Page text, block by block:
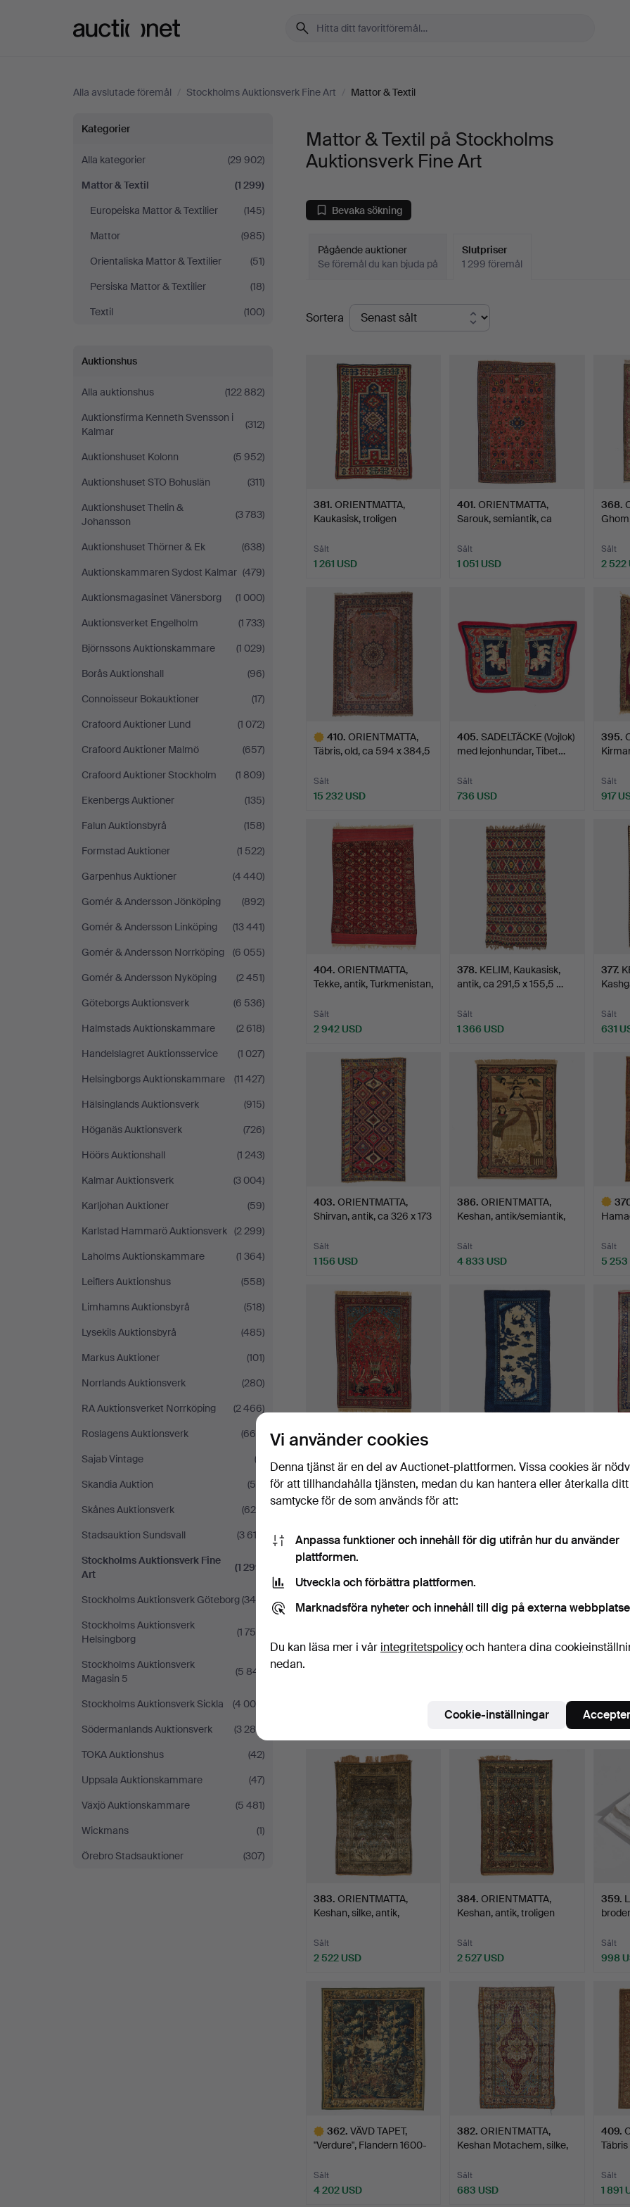
Alla avslutade föremål / Stockholms Auktionsverk Fine Art / Mattor & Textil
Mattor
&
Textil
på
Stockholms
Auktionsverk
Art
Kategorier
Alla kategorier
(29 902)
Mattor & Textil
(1 299)
Europeiska Mattor & Textilier
(145)
Mattor
(985)
Orientaliska Mattor & Textilier
(51)
Persiska Mattor & Textilier
(18)
Textil
(100)
Auktionshus
Alla auktionshus
(122 882)
Auktionsfirma Kenneth Svensson i
Kalmar
(312)
Auktionshuset Kolonn
(5 952)
Auktionshuset STO Bohuslän
(311)
Auktionshuset Thelin &
Johansson
(3 783)
Auktionshuset Thörner & Ek
(638)
Auktionskammaren Sydost Kalmar (479)
Auktionsmagasinet Vänersborg
(1 000)
Auktionsverket Engelholm
(1 733)
Björnssons Auktionskammare
(1 029)
Borås Auktionshall
(96)
Connoisseur Bokauktioner
(17)
Crafoord Auktioner Lund
(1 072)
Crafoord Auktioner Malmö
(657)
Crafoord Auktioner Stockholm
(1 809)
Ekenbergs Auktioner
(135)
Falun Auktionsbyrå
(158)
Formstad Auktioner
(1 522)
Garpenhus Auktioner
(4 440)
Gomér & Andersson Jönköping
(892)
Gomér & Andersson Linköping
(13 441)
Gomér & Andersson Norrköping
(6 055)
Gomér & Andersson Nyköping
(2 451)
Göteborgs Auktionsverk
(6 536)
Halmstads Auktionskammare
(2 618)
Handelslagret Auktionsservice
(1 027)
Helsingborgs Auktionskammare
(11 427)
Hälsinglands Auktionsverk
(915)
Höganäs Auktionsverk
(726)
Höörs Auktionshall
(1 243)
Kalmar Auktionsverk
(3 004)
Karljohan Auktioner
(59)
Karlstad Hammarö Auktionsverk (2 299)
Laholms Auktionskammare
(1 364)
Leiflers Auktionshus
(558)
Limhamns Auktionsbyrå
(518)
Lysekils Auktionsbyrå
(485)
Markus Auktioner
(101)
Norrlands Auktionsverk
(280)
RA Auktionsverket Norrköping
(2 466)
Roslagens Auktionsverk
(665)
Sajab Vintage
(3)
Skandia Auktion
(54)
Skånes Auktionsverk
(629)
Stadsauktion Sundsvall
(3 612)
Stockholms Auktionsverk Fine
Art
(1 299)
Stockholms Auktionsverk Göteborg(340)
Stockholms Auktionsverk
Helsingborg
(1 754)
Stockholms Auktionsverk
Magasin 5
(5 841)
Stockholms Auktionsverk Sickla
(4 008)
Södermanlands Auktionsverk
(3 289)
TOKA Auktionshus
(42)
Uppsala Auktionskammare
(47)
Växjö Auktionskammare
(5 481)
Wickmans
(1)
Örebro Stadsauktioner
(307)
Mattor & Textil på Stockholms
Auktionsverk Fine Art
Bevaka sökning
Pågående auktioner
Se föremål du kan bjuda på
Slutpriser
1 299 föremål
Slutpriser
Sortera
381. ORIENTMATTA,
Kaukasisk, troligen
Sålt
1 261 USD
401. ORIENTMATTA,
Sarouk, semiantik, ca
Sålt
1 051 USD
368.
Sålt
2 522
410. ORIENTMATTA,
Täbris, old, ca 594 x 384,5
Sålt
15 232 USD
föremål
405. SADELTÄCKE (Vojlok)
med lejonhundar, Tibet…
Sålt
736 USD
395.
Sålt
917
404. ORIENTMATTA,
Tekke, antik, Turkmenistan,
Sålt
2 942 USD
378. KELIM, Kaukasisk,
antik, ca 291,5 x 155,5 …
Sålt
1 366 USD
377.
Sålt
631
403. ORIENTMATTA,
Shirvan, antik, ca 326 x 173
Sålt
1 156 USD
386. ORIENTMATTA,
Keshan, antik/semiantik,
Sålt
4 833 USD
Sålt
5 253
föremål
402. ORIENTMATTA,
Sarouk, figural, semiantik,
c…
Sålt
3 572 USD
"Brö…
Sålt Sålt
Sålt Sålt
383. ORIENTMATTA,
Keshan, silke, antik,
Sålt
2 522 USD
384. ORIENTMATTA,
Keshan, antik, troligen
Sålt
2 527 USD
359.
Sålt
998
362. VÄVD TAPET,
"Verdure", Flandern 1600-
Sålt
4 202 USD
382. ORIENTMATTA,
Keshan Motachem, silke,
Sålt
683 USD
409.
Sålt
1 891
Vi använder cookies
Denna tjänst är en del av Auctionet-plattformen. Vissa cookies är
för att tillhandahålla tjänsten, medan du kan hantera eller återkalla ditt
samtycke för de som används för att:
Anpassa funktioner och innehåll för dig utifrån hur du använder
plattformen.
Utveckla och förbättra plattformen.
Marknadsföra nyheter och innehåll till dig på externa
Du kan läsa mer i vår integritetspolicyoch hantera dina
nedan.
Cookie-inställningar